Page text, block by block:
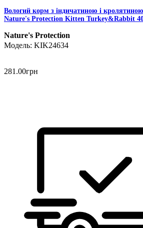
Вологий корм з індичатиною і
Nature's Protection Kitten Turkey&Rabbit
Nature's Protection
KIK24634
281 .00грн